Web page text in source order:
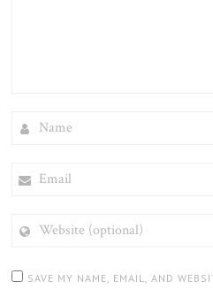
(OPTIONAL)
SAVE MY NAME, EMAIL, AND